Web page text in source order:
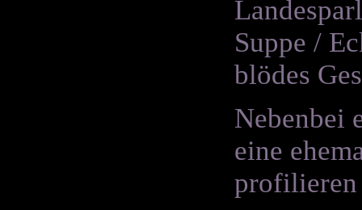
Suppe /
blödes
Nebenbei
eine
profilieren